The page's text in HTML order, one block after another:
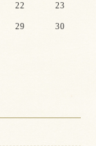
22 23
29 30